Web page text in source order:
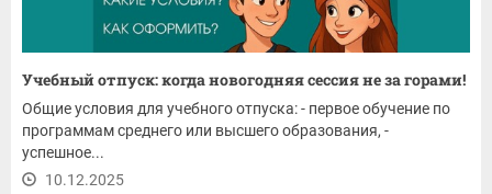
Учебный отпуск: когда новогодняя сессия не за горами!
Общие условия для учебного отпуска: - первое обучение по
программам среднего или высшего образования, -
успешное...
10.12.2025